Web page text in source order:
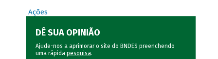
Ações
DÊ SUA OPINIÃO
Ajude-nos a aprimorar o site do BNDES preenchendo
uma rápida pesquisa.